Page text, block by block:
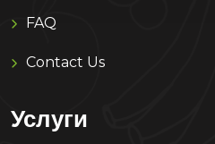
FAQ
Contact Us
Услуги